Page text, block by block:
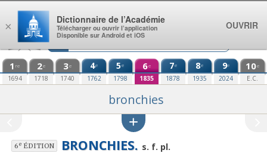
Aller au contenu
1 re
1694
2e
1718
3e
1740
4e
1762
5e
1798
6e
1835
7e
1878
8e
1935
9e
2024
10e
E.C.
bronchies
6eÉDITION BRONCHIES. s. f. pl.
×
Dictionnaire de l’Académie
Télécharger ou ouvrir l’application
Disponible sur Android et iOS
OUVRIR